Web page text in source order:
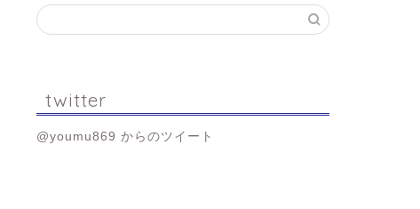
twitter
@youmu869 からのツイート